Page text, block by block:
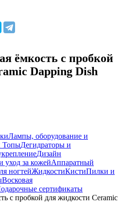
ёмкость с пробкой
Dapping Dish
Лампы, оборудование и
ТопыДегидраторы и
Дизайн
за кожейАппаратный
ногтейЖидкостиКистиПилки и
Восковая
сертификаты
с пробкой для жидкости Ceramic